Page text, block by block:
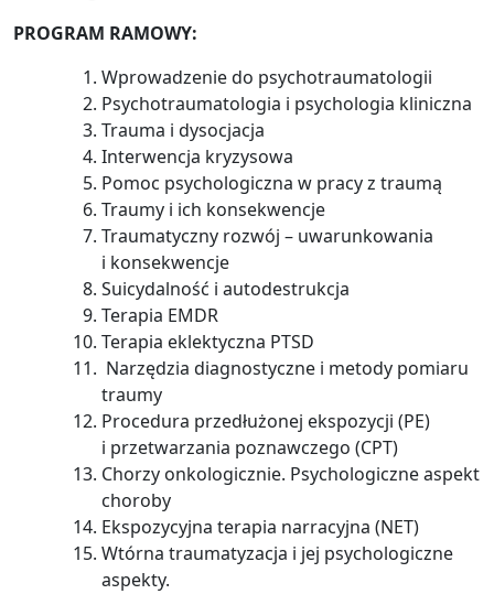
PROGRAM RAMOWY:
Wprowadzenie do psychotraumatologii
Psychotraumatologia i psychologia kliniczna
Trauma i dysocjacja
Interwencja kryzysowa
Pomoc psychologiczna w pracy z traumą
Traumy i ich konsekwencje
Traumatyczny rozwój – uwarunkowania
i konsekwencje
Suicydalność i autodestrukcja
Terapia EMDR
Terapia eklektyczna PTSD
Narzędzia diagnostyczne i metody pomiaru
traumy
Procedura przedłużonej ekspozycji (PE)
i przetwarzania poznawczego (CPT)
Chorzy onkologicznie. Psychologiczne aspekt
choroby
Ekspozycyjna terapia narracyjna (NET)
Wtórna traumatyzacja i jej psychologiczne
aspekty.